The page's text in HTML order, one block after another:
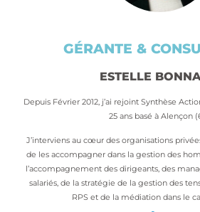
GÉRANTE &
ESTELLE
Depuis Février 2012, j’ai rejoint Synthèse
25 ans basé à Alençon
J’interviens au cœur des organisations
de les accompagner dans la gestion des
l’accompagnement des dirigeants, des
salariés, de la stratégie de la gestion des
RPS et de la médiation dans le